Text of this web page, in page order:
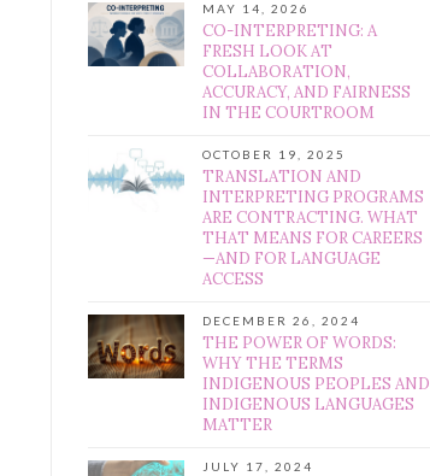
MAY 14, 2026
CO-INTERPRETING: A
FRESH LOOK AT
COLLABORATION,
ACCURACY, AND FAIRNESS
IN THE COURTROOM
OCTOBER 19, 2025
TRANSLATION AND
INTERPRETING PROGRAMS
ARE CONTRACTING. WHAT
THAT MEANS FOR CAREERS
—AND FOR LANGUAGE
ACCESS
DECEMBER 26, 2024
THE POWER OF WORDS:
WHY THE TERMS
INDIGENOUS PEOPLES AND
INDIGENOUS LANGUAGES
MATTER
JULY 17, 2024